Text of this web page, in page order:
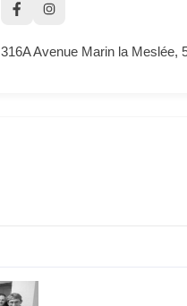
316A Avenue Marin la Meslée,